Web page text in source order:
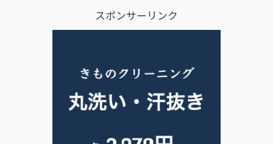
スポンサーリンク